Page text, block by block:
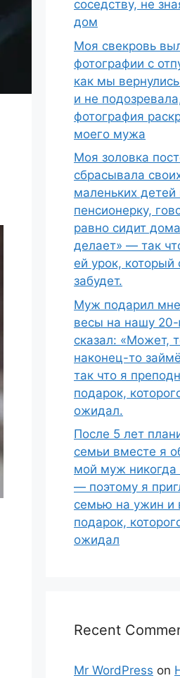
соседству, не
дом
Моя свекровь
фотографии с
как мы
и не
фотография
моего мужа
Моя золовка
сбрасывала
маленьких
пенсионерку,
равно сидит
делает» — так
ей урок, который
забудет.
Муж подарил
весы на нашу
сказал: «Может,
наконец-то
так что я
подарок,
ожидал.
После 5 лет
семьи вместе я
мой муж никогда
— поэтому я
семью на ужин и
подарок,
ожидал
Recent
Mr WordPress on